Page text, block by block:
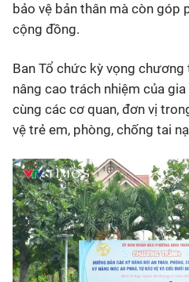
bảo vệ bản thân mà còn góp
cộng đồng.
Ban Tổ chức kỳ vọng
nâng cao trách nhiệm của
cùng các cơ quan, đơn vị
vệ trẻ em, phòng, chống tai